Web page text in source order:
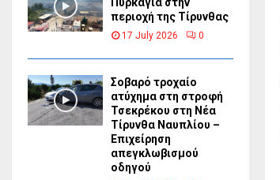
Πυρκαγιά στην
περιοχή της Τίρυνθας
17 July 2026 0
Σοβαρό τροχαίο
ατύχημα στη στροφή
Τσεκρέκου στη Νέα
Τίρυνθα Ναυπλίου –
Επιχείρηση
απεγκλωβισμού
οδηγού